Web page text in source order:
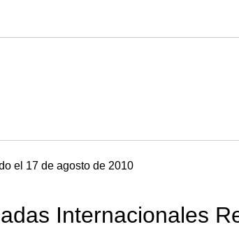
el 17 de agosto de 2010
Internacionales